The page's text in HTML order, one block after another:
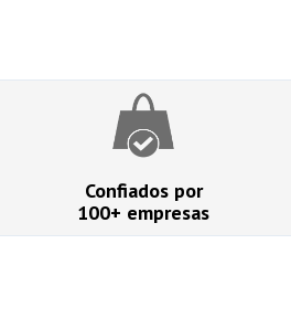
Confiados por
100+ empresas